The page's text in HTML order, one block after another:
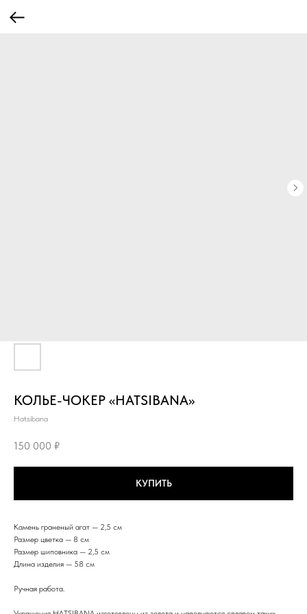
КОЛЬЕ-ЧОКЕР «HATSIBANA»
Hatsibana
150 000 ₽
КУПИТЬ
Камень граненый агат — 2,5 см
Размер цветка — 8 см
Размер шиповника — 2,5 см
Длина изделия — 58 см
Ручная работа.